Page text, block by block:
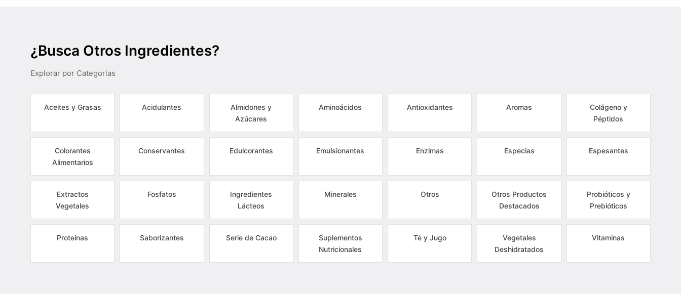
¿Busca Otros Ingredientes?
Explorar por Categorías
Aceites y Grasas Acidulantes
Almidones y
Azúcares
Aminoácidos Antioxidantes Aromas
Colágeno y
Péptidos
Colorantes
Alimentarios
Conservantes Edulcorantes Emulsionantes Enzimas Especias Espesantes
Extractos
Vegetales
Fosfatos
Ingredientes
Lácteos
Minerales Otros
Otros Productos
Destacados
Probióticos y
Prebióticos
Proteínas Saborizantes Serie de Cacao
Suplementos
Nutricionales
Té y Jugo
Vegetales
Deshidratados
Vitaminas